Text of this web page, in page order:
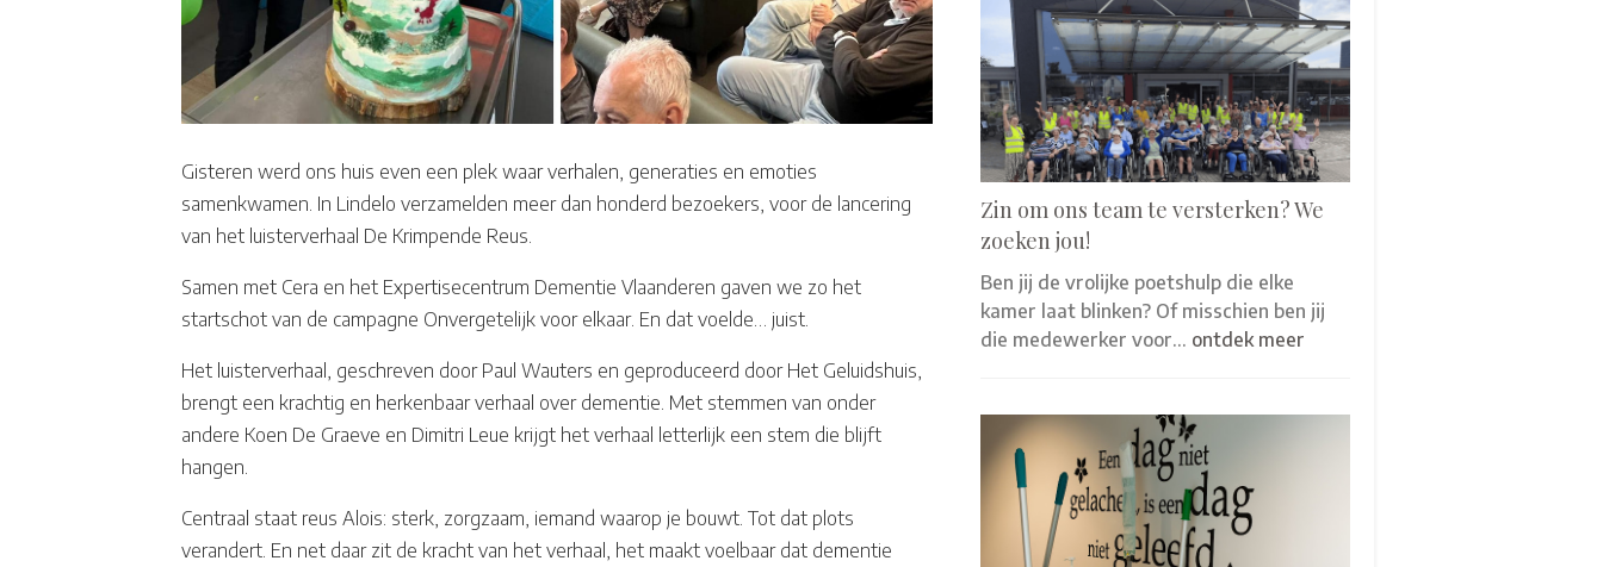
Gisteren werd ons huis even een plek waar verhalen, generaties en emoties
samenkwamen. In Lindelo verzamelden meer dan honderd bezoekers, voor de lancering
van het luisterverhaal De Krimpende Reus.
Samen met Cera en het Expertisecentrum Dementie Vlaanderen gaven we zo het
startschot van de campagne Onvergetelijk voor elkaar. En dat voelde… juist.
Het luisterverhaal, geschreven door Paul Wauters en geproduceerd door Het Geluidshuis,
brengt een krachtig en herkenbaar verhaal over dementie. Met stemmen van onder
andere Koen De Graeve en Dimitri Leue krijgt het verhaal letterlijk een stem die blijft
hangen.
Centraal staat reus Alois: sterk, zorgzaam, iemand waarop je bouwt. Tot dat plots
verandert. En net daar zit de kracht van het verhaal, het maakt voelbaar dat dementie
Zin om ons team te versterken? We
zoeken jou!
Ben jij de vrolijke poetshulp die elke
kamer laat blinken? Of misschien ben jij
die medewerker voor… ontdek meer